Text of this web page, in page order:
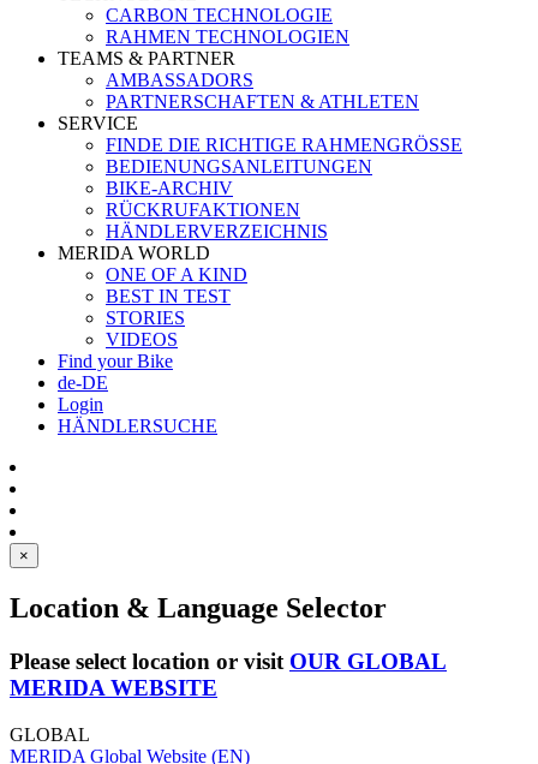
CARBON TECHNOLOGIE
RAHMEN TECHNOLOGIEN
TEAMS & PARTNER
AMBASSADORS
PARTNERSCHAFTEN & ATHLETEN
SERVICE
FINDE DIE RICHTIGE RAHMENGRÖSSE
BEDIENUNGSANLEITUNGEN
BIKE-ARCHIV
RÜCKRUFAKTIONEN
HÄNDLERVERZEICHNIS
MERIDA WORLD
ONE OF A KIND
BEST IN TEST
STORIES
VIDEOS
Find your Bike
de-DE
Login
HÄNDLERSUCHE
×
Location & Language Selector
Please select location or visit OUR GLOBAL
MERIDA WEBSITE
GLOBAL
MERIDA Global Website (EN)